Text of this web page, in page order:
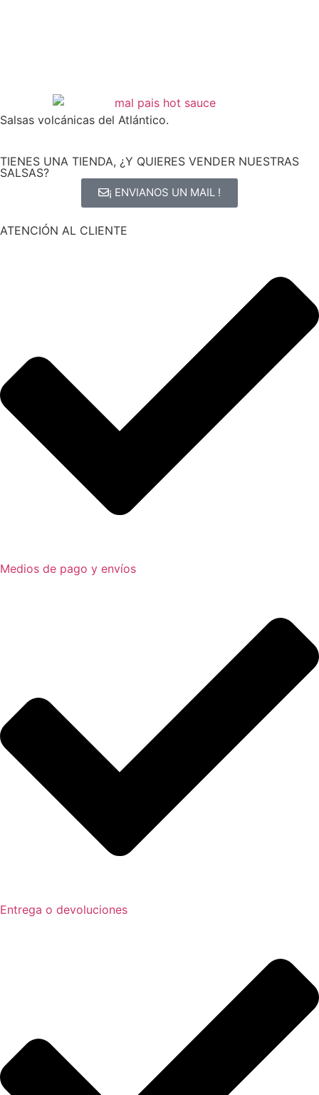
Salsas volcánicas del Atlántico.
TIENES UNA TIENDA, ¿Y QUIERES VENDER NUESTRAS
SALSAS?
¡ ENVIANOS UN MAIL !
ATENCIÓN AL CLIENTE
Medios de pago y envíos
Entrega o devoluciones